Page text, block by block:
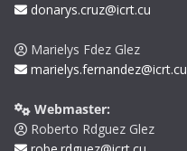
donarys.cruz@icrt.cu
Marielys Fdez Glez
marielys.fernandez@icrt.cu
Webmaster:
Roberto Rdguez Glez